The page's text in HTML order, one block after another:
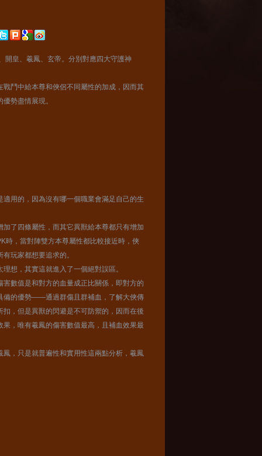
開皇、羲鳳、玄帝。分別對應四大守護神
鬥中給本尊和俠侶不同屬性的加成，因而其
的優勢盡情展現。
用的，因為沒有哪一個職業會滿足自己的生
了四條屬性，而其它異獸給本尊都只有增加
時，當對陣雙方本尊屬性都比較接近時，俠
玩家都想要追求的。
想，其實這就進入了一個絕對誤區。
數值是和對方的血量成正比關係，即對方的
備的優勢——通過群傷且群補血，了解大俠傳
，但是異獸的閃避是不可防禦的，因而在後
，唯有羲鳳的傷害數值最高，且補血效果最
，只是就普遍性和實用性這兩點分析，羲鳳